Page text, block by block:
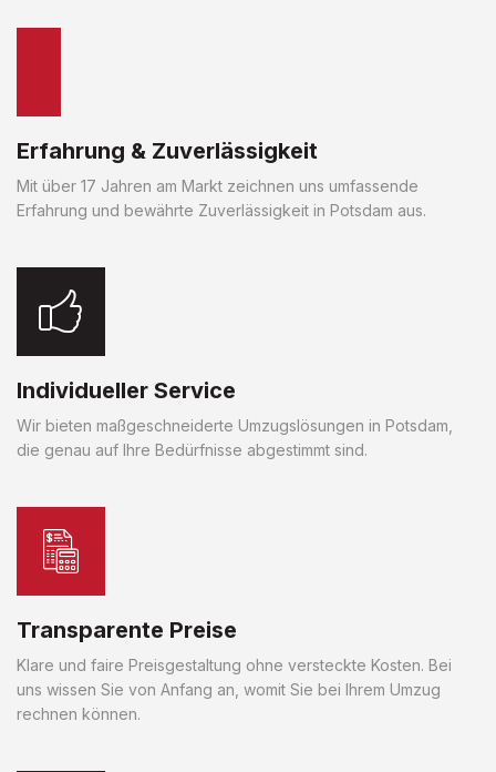
Erfahrung & Zuverlässigkeit
Mit über 17 Jahren am Markt zeichnen uns umfassende
Erfahrung und bewährte Zuverlässigkeit in Potsdam aus.
Individueller Service
Wir bieten maßgeschneiderte Umzugslösungen in Potsdam,
die genau auf Ihre Bedürfnisse abgestimmt sind.
Transparente Preise
Klare und faire Preisgestaltung ohne versteckte Kosten. Bei
uns wissen Sie von Anfang an, womit Sie bei Ihrem Umzug
rechnen können.